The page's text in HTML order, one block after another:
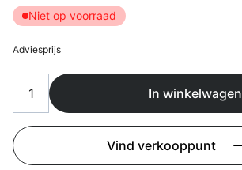
Flagship stores
Contact
3D modellen
Support
Nieuws
Niet op voorraad
Adviesprijs
In winkelwagen
Vind verkooppunt